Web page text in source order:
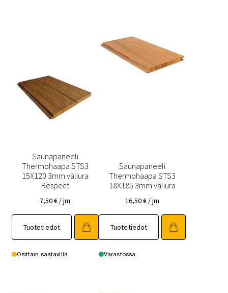
tuotteen
sivulla.
Saunapaneeli
Thermohaapa STS3
15X120 3mm väliura
Respect
7,50€ / jm
Tuotetiedot
Tällä
tuotteella
on
useampi
Osittain saatavilla
Saunapaneeli
Thermohaapa STS3
18X185 3mm väliura
16,50€ / jm
Tuotetiedot
Tällä
tuotteella
on
useampi
Varastossa